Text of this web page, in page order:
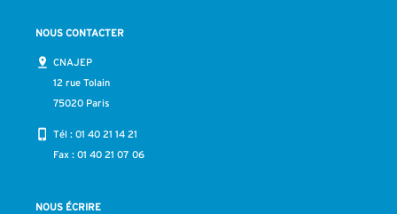
NOUS CONTACTER
CNAJEP
12 rue Tolain
75020 Paris
Tél : 01 40 21 14 21
Fax : 01 40 21 07 06
NOUS ÉCRIRE